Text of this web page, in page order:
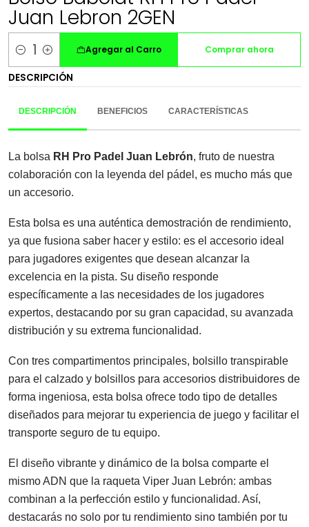
Juan Lebron 2GEN
Cantidad
Agregar al Carro Comprar ahora
DESCRIPCIÓN
DESCRIPCIÓN BENEFICIOS CARACTERÍSTICAS
La bolsa RH Pro Padel Juan Lebrón, fruto de nuestra
colaboración con la leyenda del pádel, es mucho más que
un accesorio.
Esta bolsa es una auténtica demostración de rendimiento,
ya que fusiona saber hacer y estilo: es el accesorio ideal
para jugadores exigentes que desean alcanzar la
excelencia en la pista. Su diseño responde
específicamente a las necesidades de los jugadores
expertos, destacando por su gran capacidad, su avanzada
distribución y su extrema funcionalidad.
Con tres compartimentos principales, bolsillo transpirable
para el calzado y bolsillos para accesorios distribuidores de
forma ingeniosa, esta bolsa ofrece todo tipo de detalles
diseñados para mejorar tu experiencia de juego y facilitar el
transporte seguro de tu equipo.
El diseño vibrante y dinámico de la bolsa comparte el
mismo ADN que la raqueta Viper Juan Lebrón: ambas
combinan a la perfección estilo y funcionalidad. Así,
destacarás no solo por tu rendimiento sino también por tu